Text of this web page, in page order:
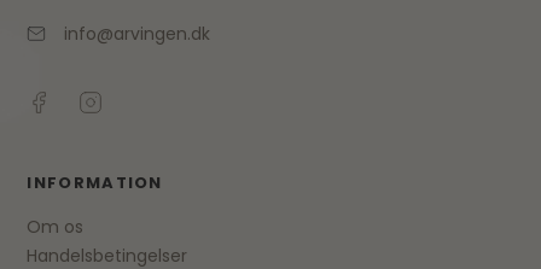
info@arvingen.dk
INFORMATION
Om os
Handelsbetingelser